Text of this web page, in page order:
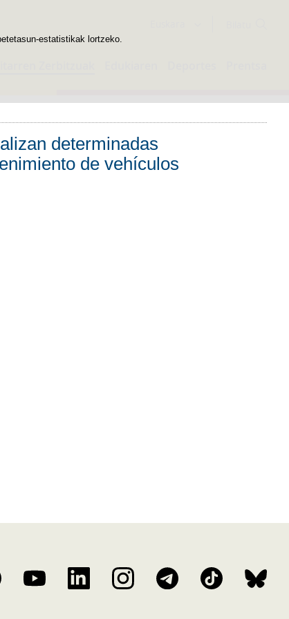
estatistikak lortzeko.
Zerbitzuak
determinadas
de vehículos